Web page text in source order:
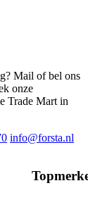
Mail of bel ons
onze
Trade Mart in
info@forsta.nl